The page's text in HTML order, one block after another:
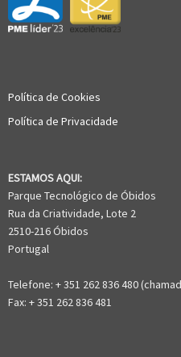
Política de Cookies
Política de Privacidade
ESTAMOS AQUI:
Parque Tecnológico de Óbidos
Rua da Criatividade, Lote 2
2510-216 Óbidos
Portugal
Telefone: + 351 262 836 480
Fax: + 351 262 836 481